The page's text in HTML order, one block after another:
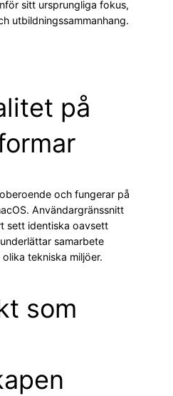
sitt ursprungliga fokus,
utbildningssammanhang.
på
och fungerar på
Användargränssnitt
sett identiska oavsett
samarbete
tekniska miljöer.
som